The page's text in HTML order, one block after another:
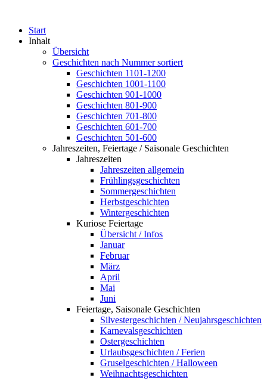
Start
Inhalt
Übersicht
Geschichten nach Nummer sortiert
Geschichten 1101-1200
Geschichten 1001-1100
Geschichten 901-1000
Geschichten 801-900
Geschichten 701-800
Geschichten 601-700
Geschichten 501-600
Jahreszeiten, Feiertage / Saisonale Geschichten
Jahreszeiten
Jahreszeiten allgemein
Frühlingsgeschichten
Sommergeschichten
Herbstgeschichten
Wintergeschichten
Kuriose Feiertage
Übersicht / Infos
Januar
Februar
März
April
Mai
Juni
Feiertage, Saisonale Geschichten
Silvestergeschichten / Neujahrsgeschichten
Karnevalsgeschichten
Ostergeschichten
Urlaubsgeschichten / Ferien
Gruselgeschichten / Halloween
Weihnachtsgeschichten